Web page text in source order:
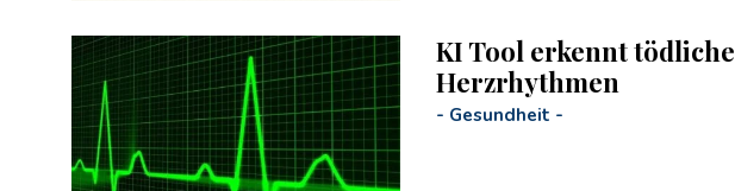
KI Tool erkennt tödliche
Herzrhythmen
- Gesundheit -